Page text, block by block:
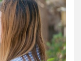
讀懂父親的
總是在一次
孩子一起長